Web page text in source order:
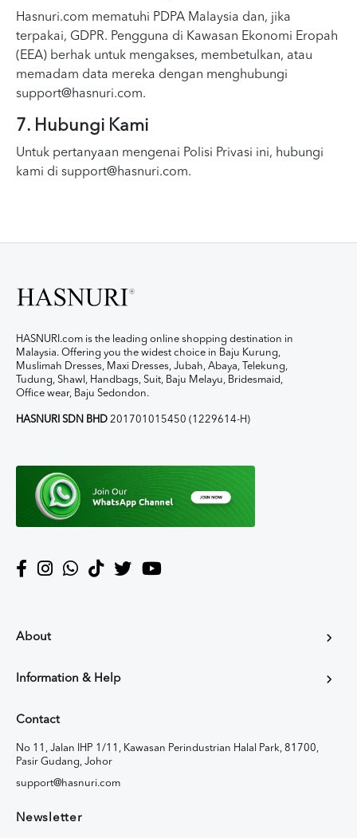
Hasnuri.com mematuhi PDPA Malaysia dan, jika
terpakai, GDPR. Pengguna di Kawasan Ekonomi Eropah
(EEA) berhak untuk mengakses, membetulkan, atau
memadam data mereka dengan menghubungi
support@hasnuri.com.
7. Hubungi Kami
Untuk pertanyaan mengenai Polisi Privasi ini, hubungi
kami di support@hasnuri.com.
HASNURI.com is the leading online shopping destination in
Malaysia. Offering you the widest choice in Baju Kurung,
Muslimah Dresses, Maxi Dresses, Jubah, Abaya, Telekung,
Tudung, Shawl, Handbags, Suit, Baju Melayu, Bridesmaid,
Office wear, Baju Sedondon.
HASNURI SDN BHD 201701015450 (1229614-H)
About
Information & Help
Contact
No 11, Jalan IHP 1/11, Kawasan Perindustrian Halal Park, 81700,
Pasir Gudang, Johor
support@hasnuri.com
Newsletter